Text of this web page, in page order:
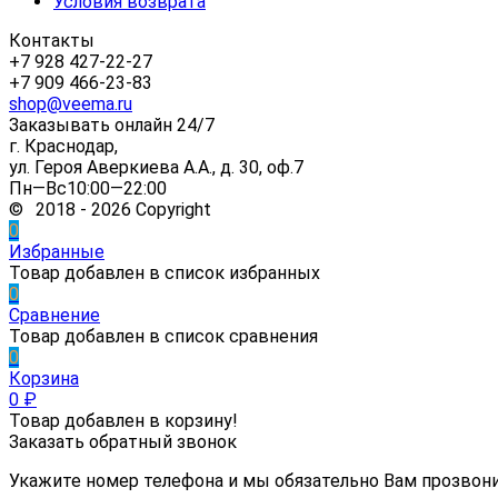
Контакты
+7 928 427-22-27
+7 909 466-23-83
shop@veema.ru
Заказывать онлайн 24/7
г. Краснодар,
ул. Героя Аверкиева А.А., д. 30, оф.7
Пн—Вс10:00—22:00
© 2018 - 2026 Copyright
0
Избранные
Товар добавлен в список избранных
0
Сравнение
Товар добавлен в список сравнения
0
Корзина
0 ₽
Товар добавлен в корзину!
Заказать обратный звонок
Укажите номер телефона и мы обязательно Вам